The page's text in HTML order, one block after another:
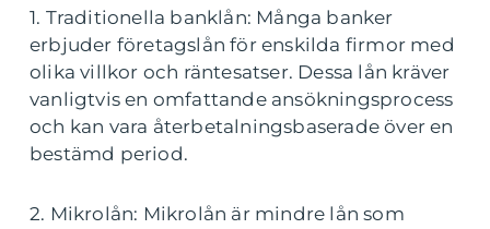
1. Traditionella banklån: Många banker
erbjuder företagslån för enskilda firmor med
olika villkor och räntesatser. Dessa lån kräver
vanligtvis en omfattande ansökningsprocess
och kan vara återbetalningsbaserade över en
bestämd period.
2. Mikrolån: Mikrolån är mindre lån som